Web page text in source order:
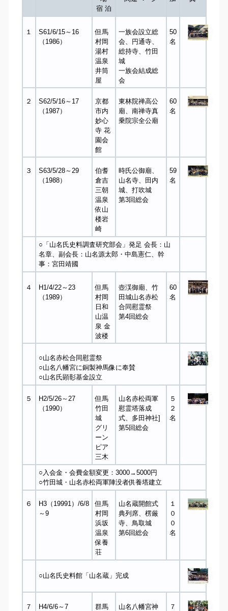
宿 泊
１
S61/6/15～16
（1986）
但馬
村岡
湯村
温泉
井筒
屋
一族会設立総
会、円通寺、
総持寺、竹田
城
一族会結成総
会
50
名
２
S62/5/16～17
（1987）
京都
市内
妙心
寺 花
園会
館
東林院禅高公
廟、南禅寺真
乗院宗全公廟
60
名
３
S63/5/28～29
（1988）
伯耆
倉吉
三朝
温泉
依山
楼岩
崎
時氏公御廟、
山名寺、田内
城、打吹城
第3回総会
59
名
○「山名氏史料調査研究部会」発足 会長：山
名章、副会長：山名源太郎・中島憲仁、幹
事：宮田靖國
４
H1/4/22～23
（1989）
但馬
村岡
日和
山温
泉 金
波楼
壺渓御廟、竹
田城山名赤松
合同慰霊祭
第4回総会
60
名
○山名赤松合同慰霊祭
○山名八幡宮に銅製神馬像に奉賛
○山名氏顕彰基金設立
５
H2/5/26～27
（1990）
但馬
竹田
城
グリ
ーン
ピア
三木
山名赤松両軍
慰霊塔落成
式、多田神社]
第5回総会
５
２
名
○入会金・会費金額変更：3000→5000円
○竹田城・山名赤松両軍陣没者供養塔建立
６
H3（19991）/6/8
～9
但馬
村岡
浜坂
温泉
保養
荘
山名蔵開館式
典列席、楞厳
寺、鳥取城
第6回総会
１
０
０
名
○山名氏史料館「山名蔵」完成
７
H4/6/6～7
群馬
山名八幡宮神
７